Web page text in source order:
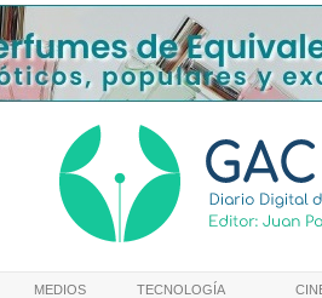
MEDIOS TECNOLOGÍA